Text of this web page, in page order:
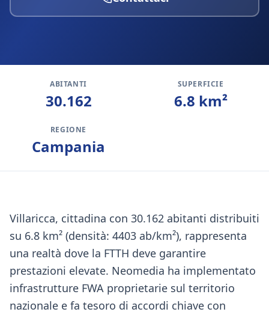
ABITANTI
30.162
SUPERFICIE
6.8 km²
REGIONE
Campania
Villaricca, cittadina con 30.162 abitanti distribuiti
su 6.8 km² (densità: 4403 ab/km²), rappresenta
una realtà dove la FTTH deve garantire
prestazioni elevate. Neomedia ha implementato
infrastrutture FWA proprietarie sul territorio
nazionale e fa tesoro di accordi chiave con